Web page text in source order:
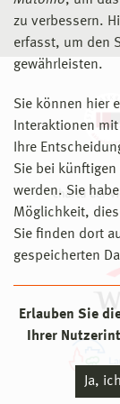
zu verbessern.
erfasst, um den
gewährleisten.
Sie können hier
Interaktionen
Ihre
Sie bei
werden. Sie
Möglichkeit,
Sie finden dort
gespeicherten
Erlauben Sie
Ihrer
Ja,